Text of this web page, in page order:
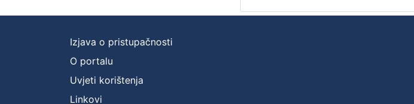
Izjava o pristupačnosti
O portalu
Uvjeti korištenja
Linkovi